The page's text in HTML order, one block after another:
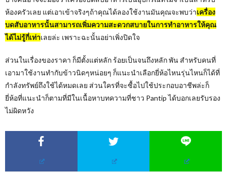
ห้องครัวเลย แต่เอาเข้าจริงๆถ้าคุณได้ลองใช้งานมันคุณจะพบว่าเครื่อง
บดสับอาหารนั้นสามารถเพิ่มความสะดวกสบายในการทำอาหารให้คุณ
ได้ไม่รู้กี่เท่าเลยล่ะ เพราะฉะนั้นอย่าเพิ่งปิดใจ
ส่วนในเรื่องของราคา ก็มีตั้งแต่หลัก ร้อยเป็นจนถึงหลัก พัน สำหรับคนที่
เอามาใช้งานทำกับข้าวนิดๆหน่อยๆ ก็แนะนำเลือกยี่ห้อไหนรุ่นไหนก็ได้ที่
กำลังทรัพย์ถึงใช้ได้หมดเลย ส่วนใครที่จะซื้อไปใช้ประกอบอาชีพล่ะก็
ยี่ห้อที่แนะนำก็ตามที่มีในเนื้อหาบทความที่ชาว Pantip ได้บอกเลยรับรอง
ไม่ผิดหวัง